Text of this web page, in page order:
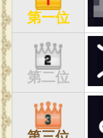
第一位
第二位